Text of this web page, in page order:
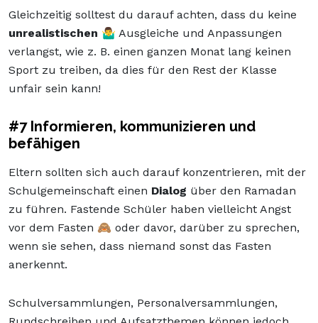
Gleichzeitig solltest du darauf achten, dass du keine
unrealistischen 🤷‍♂️ Ausgleiche und Anpassungen
verlangst, wie z. B. einen ganzen Monat lang keinen
Sport zu treiben, da dies für den Rest der Klasse
unfair sein kann!
#7 Informieren, kommunizieren und
befähigen
Eltern sollten sich auch darauf konzentrieren, mit der
Schulgemeinschaft einen Dialog über den Ramadan
zu führen. Fastende Schüler haben vielleicht Angst
vor dem Fasten 🙈 oder davor, darüber zu sprechen,
wenn sie sehen, dass niemand sonst das Fasten
anerkennt.
Schulversammlungen, Personalversammlungen,